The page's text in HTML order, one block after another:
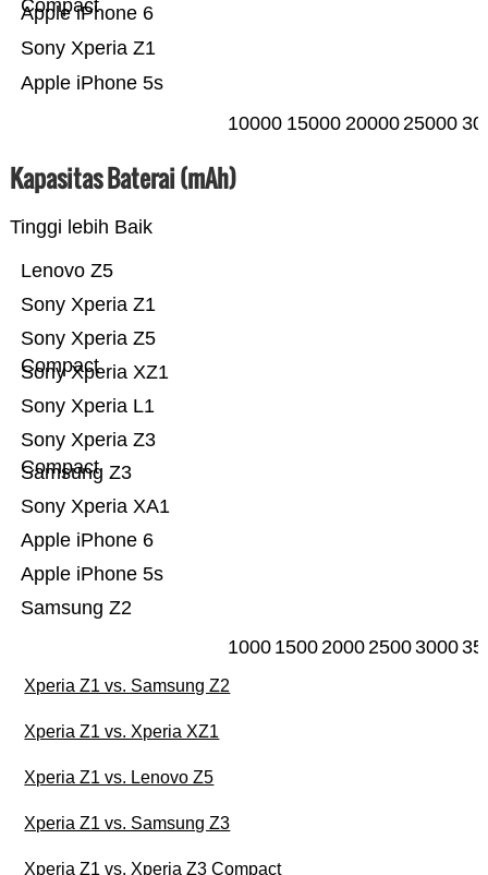
Apple iPhone 5s
Sony Xperia Z1
Apple iPhone 6
Compact
10000 15000 2000025000
Kapasitas Baterai (mAh)
Tinggi lebih Baik
Samsung Z2
Apple iPhone 5s
Apple iPhone 6
Sony Xperia XA1
Samsung Z3
Sony Xperia Z3
Compact
Sony Xperia L1
Sony Xperia XZ1
Sony Xperia Z5
Compact
Sony Xperia Z1
Lenovo Z5
1000 1500200025003000
Xperia Z1 vs. Samsung Z2
Xperia Z1 vs. Xperia XZ1
Xperia Z1 vs. Lenovo Z5
Xperia Z1 vs. Samsung Z3
Xperia Z1 vs. Xperia Z3 Compact